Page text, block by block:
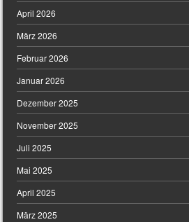
April 2026
März 2026
Februar 2026
Januar 2026
Dezember 2025
November 2025
Juli 2025
Mai 2025
April 2025
März 2025